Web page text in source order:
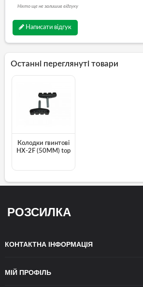
Ніхто ще не залишив відгуку
Написати відгук
Останні переглянуті товари
Колодки гвинтові
HX-2F (50MM) top
РОЗСИЛКА
КОНТАКТНА ІНФОРМАЦІЯ
МІЙ ПРОФІЛЬ